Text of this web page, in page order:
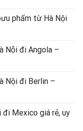
phẩm từ Hà Nội
Nội đi Angola –
Nội đi Berlin –
đi Mexico giá rẻ, uy